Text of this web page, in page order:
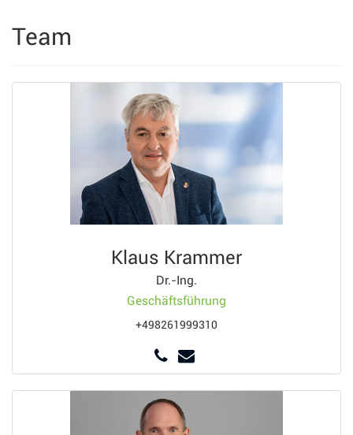
Team
Klaus Krammer
Dr.-Ing.
Geschäftsführung
+498261999310